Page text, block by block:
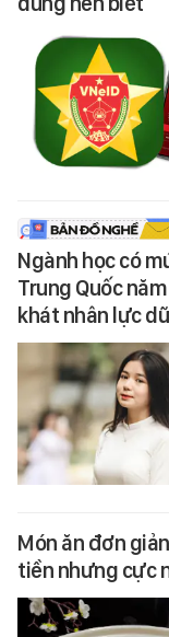
Ngành học có
Trung Quốc
khát nhân lực
Món ăn đơn
tiền nhưng cực